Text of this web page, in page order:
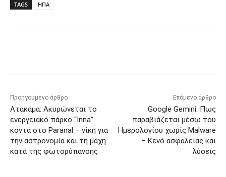
TAGS ΗΠΑ
Προηγούμενο άρθρο
Ατακάμα: Ακυρώνεται το
ενεργειακό πάρκο “Inna”
κοντά στο Paranal – νίκη για
την αστρονομία και τη μάχη
κατά της φωτορύπανσης
Επόμενο άρθρο
Google Gemini: Πως
παραβιάζεται μέσω του
Ημερολογίου χωρίς Malware
– Κενό ασφαλείας και
λύσεις